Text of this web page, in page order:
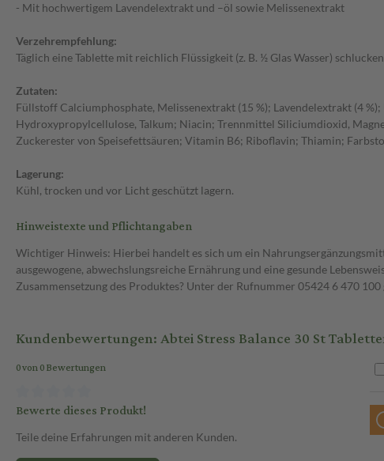
- Mit hochwertigem Lavendelextrakt und –öl sowie Melissenextrakt
Verzehrempfehlung:
Täglich eine Tablette mit reichlich Flüssigkeit (z. B. ½ Glas Wasser)
Zutaten:
Füllstoff Calciumphosphate, Melissenextrakt (15 %); Lavendelextrakt (4
Hydroxypropylcellulose, Talkum; Niacin; Trennmittel Siliciumdioxid,
Zuckerester von Speisefettsäuren; Vitamin B6; Riboflavin; Thiamin;
Lagerung:
Kühl, trocken und vor Licht geschützt lagern.
Hinweistexte und Pflichtangaben
Wichtiger Hinweis: Hierbei handelt es sich um ein
ausgewogene, abwechslungsreiche Ernährung und eine gesunde
Zusammensetzung des Produktes? Unter der Rufnummer 05424 6 470
Kundenbewertungen: Abtei Stress Balance 30 St
0 von 0 Bewertungen
Bewerte dieses Produkt!
Teile deine Erfahrungen mit anderen Kunden.